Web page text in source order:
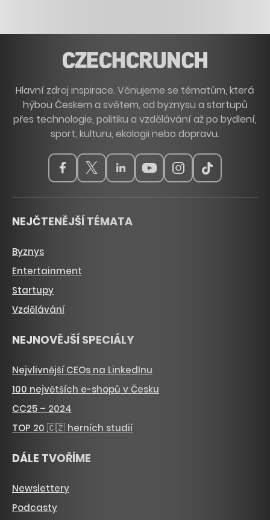
Hlavní zdroj inspirace. Věnujeme se tématům, která
hýbou Českem a světem, od byznysu a startupů
přes technologie, politiku a vzdělávání až po bydlení,
sport, kulturu, ekologii nebo dopravu.
NEJČTENĚJŠÍ TÉMATA
Byznys
Entertainment
Startupy
Vzdělávání
NEJNOVĚJŠÍ SPECIÁLY
Nejvlivnější CEOs na LinkedInu
100 největších e-shopů v Česku
CC25 – 2024
TOP 20 🇨🇿 herních studií
DÁLE TVOŘÍME
Newslettery
Podcasty